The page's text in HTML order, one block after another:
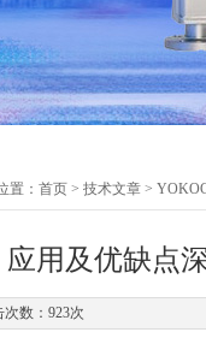
置： 首页 > 技术文章 >
用及优缺点
数：923次